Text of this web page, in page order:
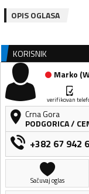
OPIS OGLASA
KORISNIK
Marko (
verifikovan
Crna Gora
PODGORICA/
+382 67 942
Sačuvaj oglas